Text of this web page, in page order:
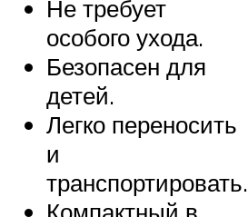
Не требует
особого ухода.
Безопасен для
детей.
Легко переносить
и
транспортировать.